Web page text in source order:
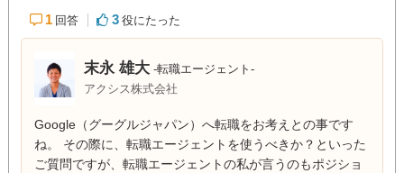
1 回答 3 役にたった
末永 雄大 -転職エージェント-
アクシス株式会社
Google（グーグルジャパン）へ転職をお考えとの事です
ね。 その際に、転職エージェントを使うべきか？といった
ご質問ですが、転職エージェントの私が言うのもポジショ